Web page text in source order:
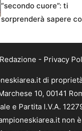
“secondo cuore”: ti
sorprenderà sapere
Redazione - Privacy
di
10, 00141
e Partita I.V.A.
non